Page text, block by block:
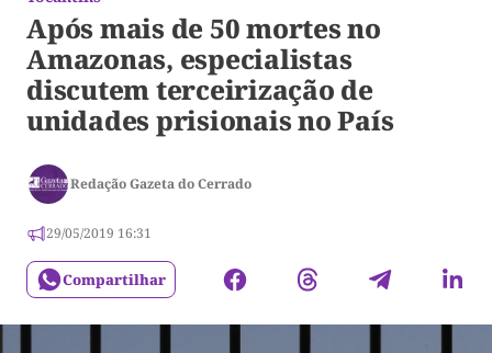
Após mais de 50 mortes no
Amazonas, especialistas
discutem terceirização de
unidades prisionais no País
Redação Gazeta do Cerrado
29/05/2019 16:31
Compartilhar